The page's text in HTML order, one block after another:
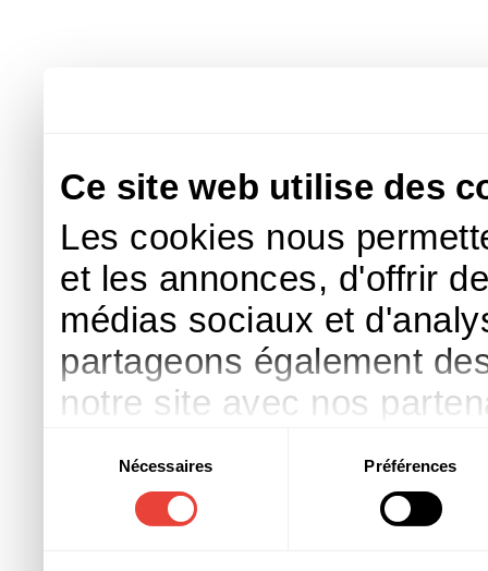
Ce site web utilise des
Les cookies nous
et les annonces, d'offrir
médias sociaux et
partageons également
notre site avec nos
d'autres informations
ont collectées lors de
consentement
Nécessaires Préférences